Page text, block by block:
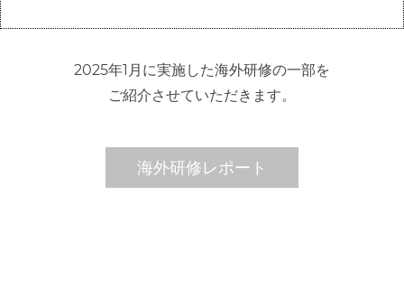
2025年1 月に実施した海外研修の一部を
ご紹介させていただきます。
海外研修レポート